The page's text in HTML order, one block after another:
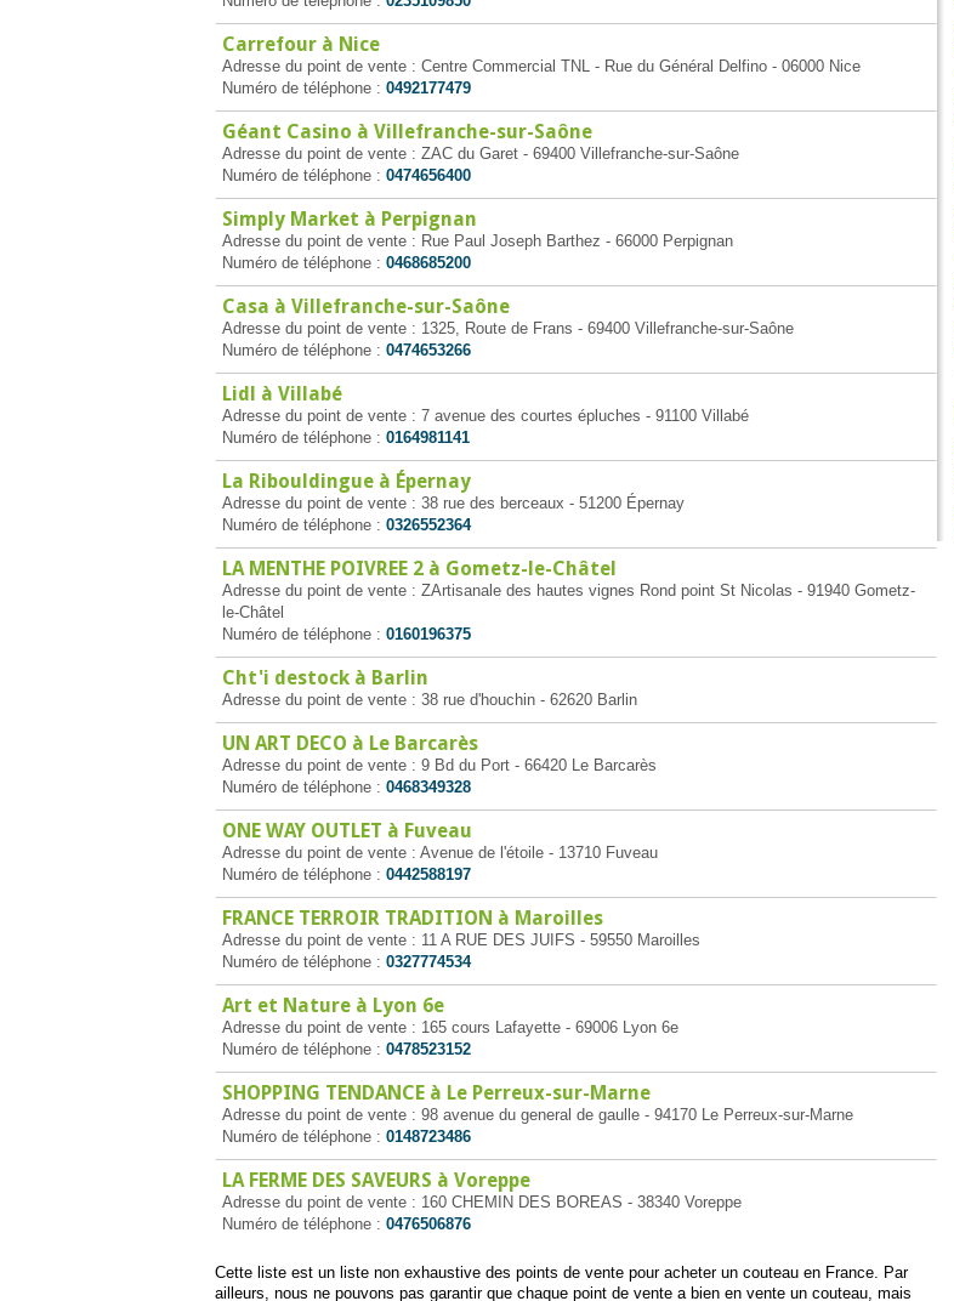
Carrefour à Nice
Adresse du point de vente : Centre Commercial TNL - Rue du Général Delfino - 06000 Nice
Numéro de téléphone : 0492177479
Géant Casino à Villefranche-sur-Saône
Adresse du point de vente : ZAC du Garet - 69400 Villefranche-sur-Saône
Numéro de téléphone : 0474656400
Simply Market à Perpignan
Adresse du point de vente : Rue Paul Joseph Barthez - 66000 Perpignan
Numéro de téléphone : 0468685200
Casa à Villefranche-sur-Saône
Adresse du point de vente : 1325, Route de Frans - 69400 Villefranche-sur-Saône
Numéro de téléphone : 0474653266
Lidl à Villabé
Adresse du point de vente : 7 avenue des courtes épluches - 91100 Villabé
Numéro de téléphone : 0164981141
La Ribouldingue à Épernay
Adresse du point de vente : 38 rue des berceaux - 51200 Épernay
Numéro de téléphone : 0326552364
LA MENTHE POIVREE 2 à Gometz-le-Châtel
Adresse du point de vente : ZArtisanale des hautes vignes Rond point St Nicolas - 91940 Gometz-
le-Châtel
Numéro de téléphone : 0160196375
Cht'i destock à Barlin
Adresse du point de vente : 38 rue d'houchin - 62620 Barlin
UN ART DECO à Le Barcarès
Adresse du point de vente : 9 Bd du Port - 66420 Le Barcarès
Numéro de téléphone : 0468349328
ONE WAY OUTLET à Fuveau
Adresse du point de vente : Avenue de l'étoile - 13710 Fuveau
Numéro de téléphone : 0442588197
FRANCE TERROIR TRADITION à Maroilles
Adresse du point de vente : 11 A RUE DES JUIFS - 59550 Maroilles
Numéro de téléphone : 0327774534
Art et Nature à Lyon 6e
Adresse du point de vente : 165 cours Lafayette - 69006 Lyon 6e
Numéro de téléphone : 0478523152
SHOPPING TENDANCE à Le Perreux-sur-Marne
Adresse du point de vente : 98 avenue du general de gaulle - 94170 Le Perreux-sur-Marne
Numéro de téléphone : 0148723486
LA FERME DES SAVEURS à Voreppe
Adresse du point de vente : 160 CHEMIN DES BOREAS - 38340 Voreppe
Numéro de téléphone : 0476506876
Cette liste est un liste non exhaustive des points de vente pour acheter un couteau en France. Par
ailleurs, nous ne pouvons pas garantir que chaque point de vente a bien en vente un couteau, mais